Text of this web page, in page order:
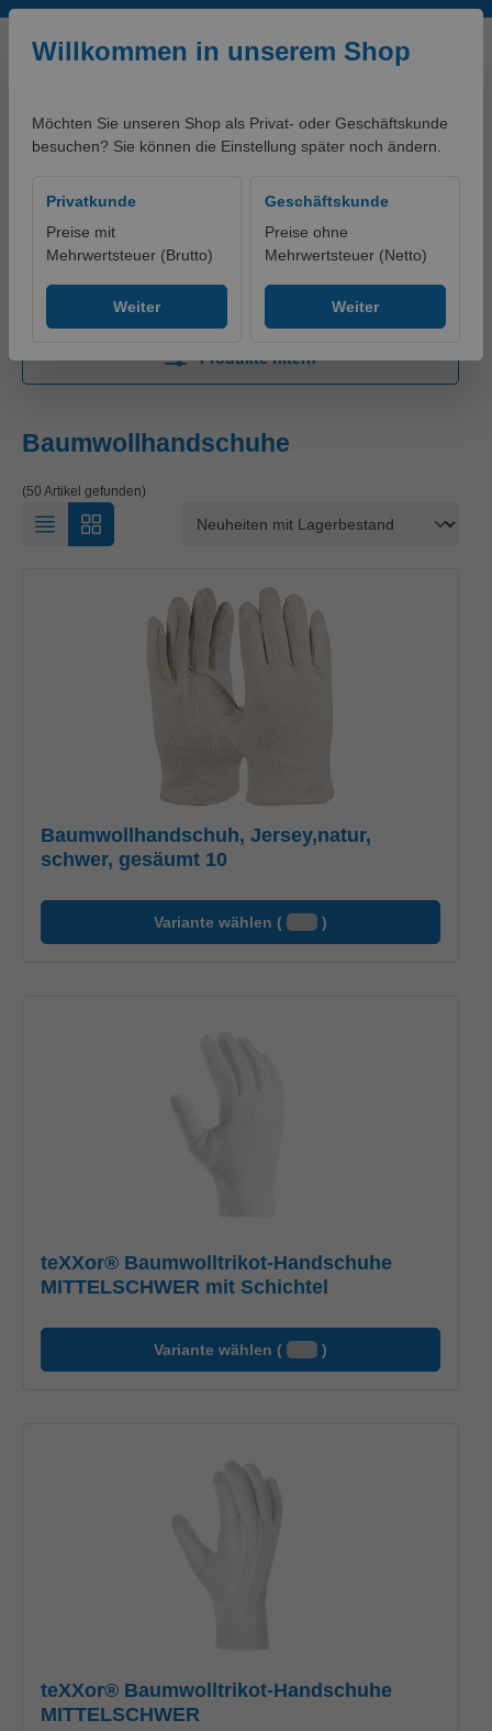
Zum Hauptinhalt springen
Willkommen in unserem Shop
Möchten Sie unseren Shop als Privat- oder Geschäftskunde
besuchen? Sie können die Einstellung später noch ändern.
Privatkunde
Preise mit
Mehrwertsteuer (Brutto)
Weiter
Geschäftskunde
Preise ohne
Mehrwertsteuer (Netto)
Weiter
Baumwollhandschuhe
Produkte filtern
Baumwollhandschuhe
(50 Artikel gefunden)
Baumwollhandschuh, Jersey,natur,
schwer, gesäumt 10
Variante wählen ( )
teXXor® Baumwolltrikot-Handschuhe
MITTELSCHWER mit Schichtel
Variante wählen ( )
teXXor® Baumwolltrikot-Handschuhe
MITTELSCHWER